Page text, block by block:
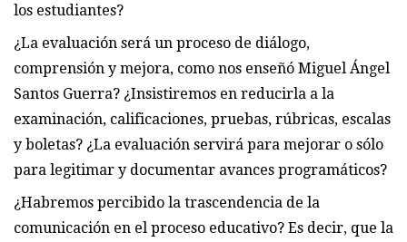
los estudiantes?
¿La evaluación será un proceso de diálogo,
comprensión y mejora, como nos enseñó Miguel Ángel
Santos Guerra? ¿Insistiremos en reducirla a la
examinación, calificaciones, pruebas, rúbricas, escalas
y boletas? ¿La evaluación servirá para mejorar o sólo
para legitimar y documentar avances programáticos?
¿Habremos percibido la trascendencia de la
comunicación en el proceso educativo? Es decir, que la